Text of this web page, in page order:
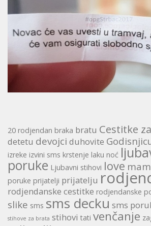
20 rodjendan braka bratu Cestitke
detetu devojci duhovite
izreke izvini sms krstenje laku noć
poruke Ljubavni stihovi love
poruke prijatelji prijatelju
rodjendanske cestitke rodjendanske
slike sms sms decku sms
stihove za brata stihovi tati venčanje